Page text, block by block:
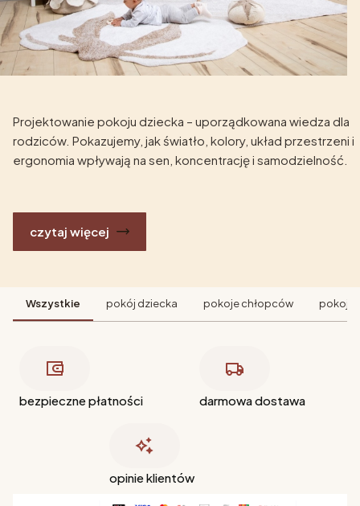
Projektowanie pokoju dziecka – uporządkowana wiedza dla
rodziców. Pokazujemy, jak światło, kolory, układ przestrzeni i
ergonomia wpływają na sen, koncentrację i samodzielność.
czytaj więcej
Wszystkie pokój dziecka pokoje chłopców pokoje
bezpieczne płatności darmowa dostawa
opinie klientów